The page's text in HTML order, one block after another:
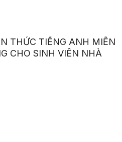
THỨC TIẾNG ANH MIỄN
CHO SINH VIÊN NHÀ